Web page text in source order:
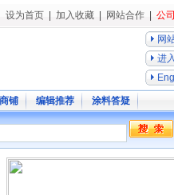
设为首页 加入收藏 网站合作 公
网
进
铺 编辑推荐
涂料答疑